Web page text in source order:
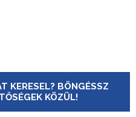
KERESEL? BÖNGÉSSZ
KÖZÜL!